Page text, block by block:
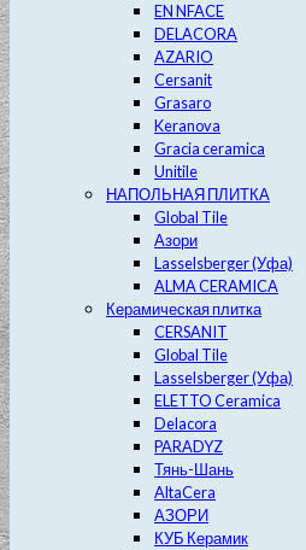
EN NFACE
DELACORA
AZARIO
Cersanit
Grasaro
Keranova
Gracia ceramica
Unitile
НАПОЛЬНАЯ ПЛИТКА
Global Tile
Азори
Lasselsberger (Уфа)
ALMA CERAMICA
Керамическая плитка
CERSANIT
Global Tile
Lasselsberger (Уфа)
ELETTO Ceramica
Delacora
PARADYZ
Тянь-Шань
AltaCera
АЗОРИ
КУБ Керамик